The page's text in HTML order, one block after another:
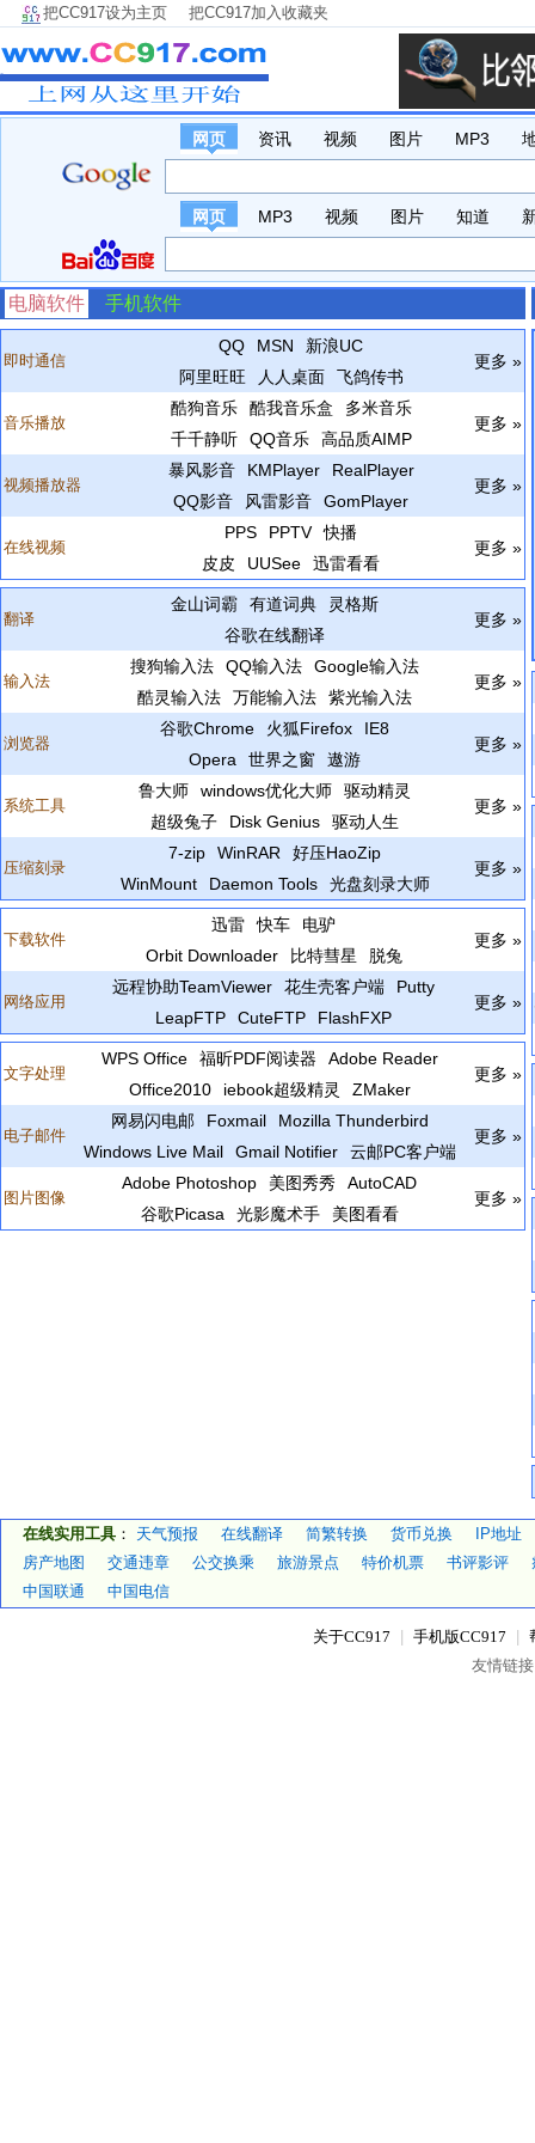
把CC917设为主页 把CC917加入收藏夹
网页 资讯 视频 图片 MP3
网页 MP3 视频 图片 知道
电脑软件 手机软件
即时通信
QQ MSN
新浪UC
阿里旺旺
人人桌面 飞鸽传书
更多 »
音乐播放
酷狗音乐 酷我音乐盒
多米音乐
千千静听
QQ音乐 高品质AIMP
更多 »
视频播放器
暴风影音 KMPlayer
RealPlayer
QQ影音
风雷影音 GomPlayer
更多 »
在线视频
PPS PPTV
快播
皮皮
UUSee 迅雷看看
更多 »
翻译
金山词霸 有道词典
灵格斯
谷歌在线翻译
更多 »
输入法
搜狗输入法 QQ输入法
Google输入法
酷灵输入法
万能输入法 紫光输入法
更多 »
浏览器
谷歌Chrome 火狐Firefox
IE8
Opera
世界之窗 遨游
更多 »
系统工具
鲁大师 windows优化大师
驱动精灵
超级兔子
Disk Genius 驱动人生
更多 »
压缩刻录
7-zip WinRAR
好压HaoZip
WinMount
Daemon Tools 光盘刻录大师
更多 »
下载软件
迅雷 快车
电驴
Orbit Downloader
比特彗星 脱兔
更多 »
网络应用
远程协助TeamViewer 花生壳客户端
Putty
LeapFTP
CuteFTP FlashFXP
更多 »
文字处理
WPS Office 福昕PDF阅读器
Adobe Reader
Office2010
iebook超级精灵 ZMaker
更多 »
电子邮件
网易闪电邮 Foxmail
Mozilla Thunderbird
Windows Live Mail
Gmail Notifier 云邮PC客户端
更多 »
图片图像
Adobe Photoshop 美图秀秀
AutoCAD
谷歌Picasa
光影魔术手 美图看看
更多 »
在线实用工具 ： 天气预报 在线翻译 简繁转换 货币兑换
IP地址
房产地图
交通违章 公交换乘 旅游景点 特价机票 书评影评
中国联通
中国电信
关于CC917 手机版CC917
友情链